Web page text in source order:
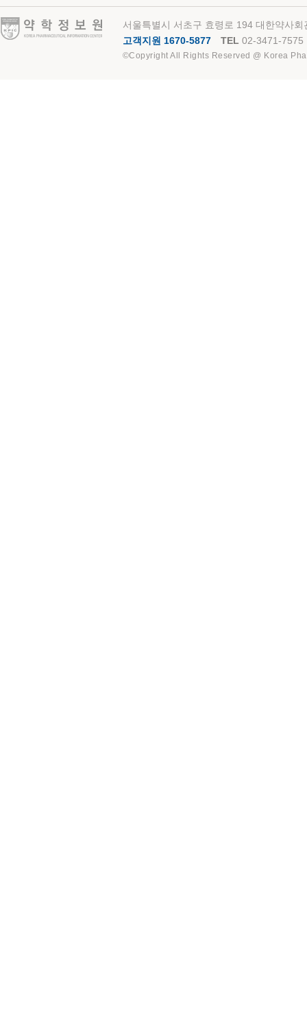
약학정보원
서울특별시 서초구 효령로 194 대한약사
고객지원 1670-5877
TEL 02-3471-7575
©Copyright All Rights Reserved @ Korea